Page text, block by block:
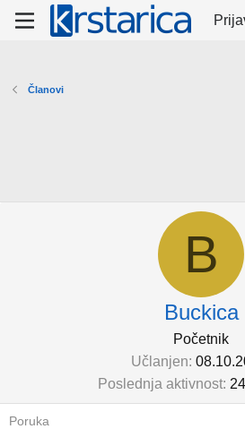
Članovi
B
Buckica
Početnik
Učlanjen
Poslednja aktivnost
Poruka